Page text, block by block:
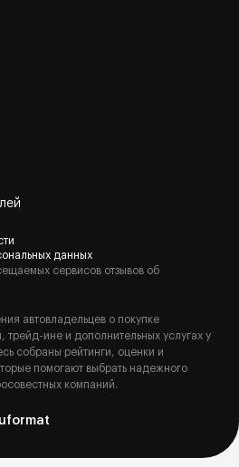
данных
сервисов отзывов об
автовладельцев о покупке
трейд-ине и дополнительных услугах у
собраны рейтинги, оценки и
помогают выбрать надежного
компаний.